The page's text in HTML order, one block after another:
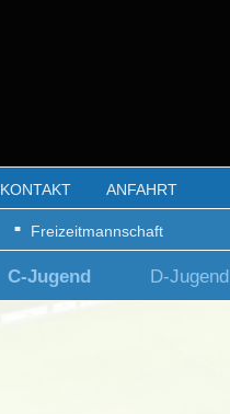
KONTAKT ANFAHRT
Freizeitmannschaft
C-Jugend D-Jugend